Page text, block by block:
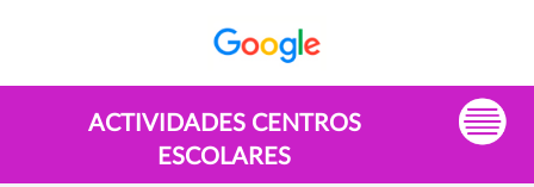
ACTIVIDADES CENTROS
ESCOLARES